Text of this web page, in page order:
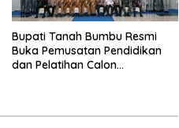
Bupati Tanah Bumbu Resmi
Buka Pemusatan Pendidikan
dan Pelatihan Calon